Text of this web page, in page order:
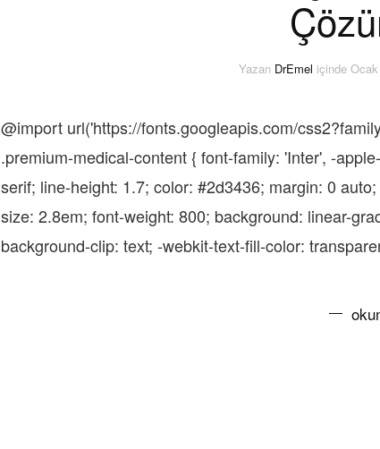
Yazan DrEmel içinde
@import url('https://fonts.googleapis.com/
.premium-medical-content { font-family: 'Inter', -
serif; line-height: 1.7; color: #2d3436; margin: 0
size: 2.8em; font-weight: 800; background: linear-
background-clip: text; -webkit-text-fill-color: